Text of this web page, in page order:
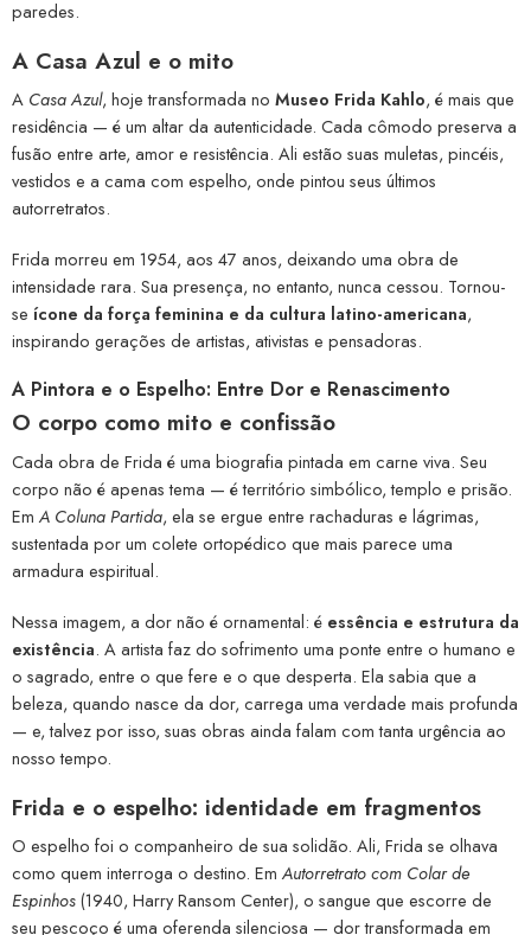
paredes.
A Casa Azul e o mito
A Casa Azul, hoje transformada no Museo Frida Kahlo, é mais que
residência — é um altar da autenticidade. Cada cômodo preserva a
fusão entre arte, amor e resistência. Ali estão suas muletas, pincéis,
vestidos e a cama com espelho, onde pintou seus últimos
autorretratos.
Frida morreu em 1954, aos 47 anos, deixando uma obra de
intensidade rara. Sua presença, no entanto, nunca cessou. Tornou-
se ícone da força feminina e da cultura latino-americana,
inspirando gerações de artistas, ativistas e pensadoras.
A Pintora e o Espelho: Entre Dor e Renascimento
O corpo como mito e confissão
Cada obra de Frida é uma biografia pintada em carne viva. Seu
corpo não é apenas tema — é território simbólico, templo e prisão.
Em A Coluna Partida, ela se ergue entre rachaduras e lágrimas,
sustentada por um colete ortopédico que mais parece uma
armadura espiritual.
Nessa imagem, a dor não é ornamental: é essência e estrutura da
existência. A artista faz do sofrimento uma ponte entre o humano e
o sagrado, entre o que fere e o que desperta. Ela sabia que a
beleza, quando nasce da dor, carrega uma verdade mais profunda
— e, talvez por isso, suas obras ainda falam com tanta urgência ao
nosso tempo.
Frida e o espelho: identidade em fragmentos
O espelho foi o companheiro de sua solidão. Ali, Frida se olhava
como quem interroga o destino. Em Autorretrato com Colar de
Espinhos(1940, Harry Ransom Center), o sangue que escorre de
seu pescoço é uma oferenda silenciosa — dor transformada em